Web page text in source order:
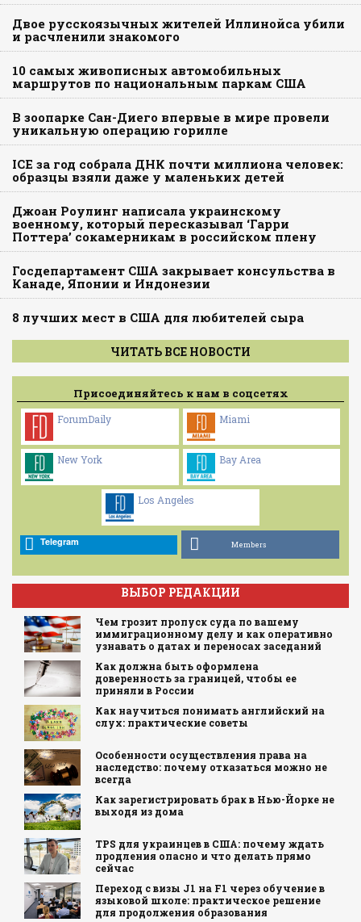
Двое русскоязычных жителей Иллинойса убили
и расчленили знакомого
10 самых живописных автомобильных
маршрутов по национальным паркам США
В зоопарке Сан-Диего впервые в мире провели
уникальную операцию горилле
ICE за год собрала ДНК почти миллиона человек:
образцы взяли даже у маленьких детей
Джоан Роулинг написала украинскому
военному, который пересказывал ‘Гарри
Поттера’ сокамерникам в российском плену
Госдепартамент США закрывает консульства в
Канаде, Японии и Индонезии
8 лучших мест в США для любителей сыра
ЧИТАТЬ ВСЕ НОВОСТИ
Присоединяйтесь к нам в соцсетях
ForumDaily Miami
New York Bay Area
Los Angeles
Telegram Members
ВЫБОР РЕДАКЦИИ
Чем грозит пропуск суда по вашему
иммиграционному делу и как оперативно
узнавать о датах и переносах заседаний
Как должна быть оформлена
доверенность за границей, чтобы ее
приняли в России
Как научиться понимать английский на
слух: практические советы
Особенности осуществления права на
наследство: почему отказаться можно не
всегда
Как зарегистрировать брак в Нью-Йорке не
выходя из дома
TPS для украинцев в США: почему ждать
продления опасно и что делать прямо
сейчас
Переход с визы J1 на F1 через обучение в
языковой школе: практическое решение
для продолжения образования